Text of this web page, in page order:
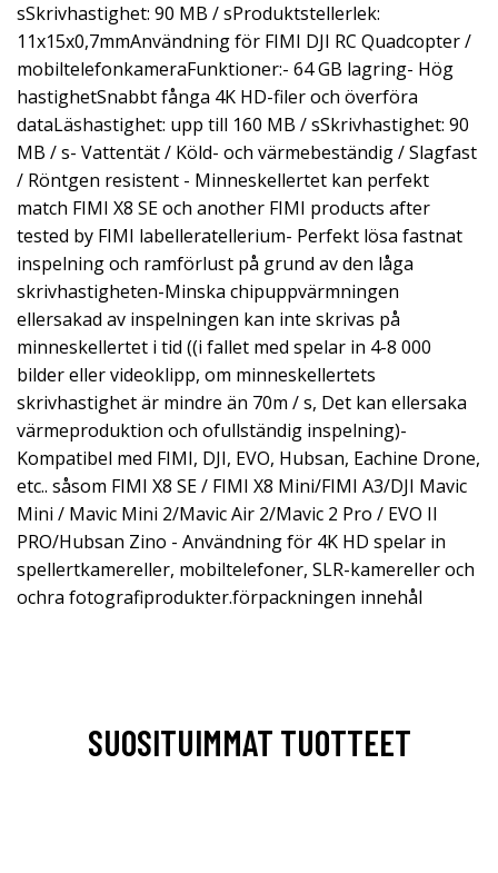
sSkrivhastighet: 90 MB / sProduktstellerlek:
11x15x0,7mmAnvändning för FIMI DJI RC Quadcopter /
mobiltelefonkameraFunktioner:- 64 GB lagring- Hög
hastighetSnabbt fånga 4K HD-filer och överföra
dataLäshastighet: upp till 160 MB / sSkrivhastighet: 90
MB / s- Vattentät / Köld- och värmebeständig / Slagfast
/ Röntgen resistent - Minneskellertet kan perfekt
match FIMI X8 SE och another FIMI products after
tested by FIMI labelleratellerium- Perfekt lösa fastnat
inspelning och ramförlust på grund av den låga
skrivhastigheten-Minska chipuppvärmningen
ellersakad av inspelningen kan inte skrivas på
minneskellertet i tid ((i fallet med spelar in 4-8 000
bilder eller videoklipp, om minneskellertets
skrivhastighet är mindre än 70m / s, Det kan ellersaka
värmeproduktion och ofullständig inspelning)-
Kompatibel med FIMI, DJI, EVO, Hubsan, Eachine Drone,
etc.. såsom FIMI X8 SE / FIMI X8 Mini/FIMI A3/DJI Mavic
Mini / Mavic Mini 2/Mavic Air 2/Mavic 2 Pro / EVO II
PRO/Hubsan Zino - Användning för 4K HD spelar in
spellertkamereller, mobiltelefoner, SLR-kamereller och
ochra fotografiprodukter.förpackningen innehål
SUOSITUIMMAT TUOTTEET